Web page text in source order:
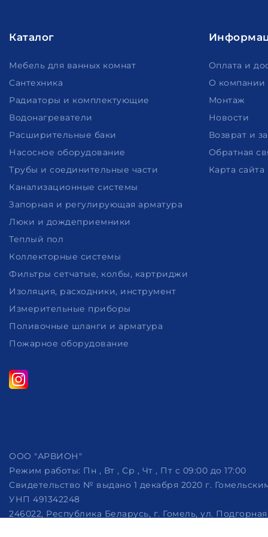
Каталог
Мебель для ванных комнат
Сантехника
Радиаторы и комплектующие
Водонагреватели
Расширительные баки
Насосное оборудование
Трубы и соединительные части
Канализационные системы
Запорная и регулирующая арматура
Люки и дождеприемники
Теплый пол
Коллекторные системы
Фильтры сетчатые, колбы, картриджи
Изоляция, расходники, инструмент
Измерительные приборы
Поливочные шланги и арматура
Пожарное оборудование
Оплата и
О компании
Монтаж
Новости
Возврат и
Обратная
Карта сайта
ООО "АРВИОН"
Режим работы: Пн , Вт , Ср , Чт , Пт c 09:00 до 17:00
Свидетельство № выдано 1 декабря 2020 г.
УНП 491342248
246022, Республика Беларусь, г. Гомель, ул.